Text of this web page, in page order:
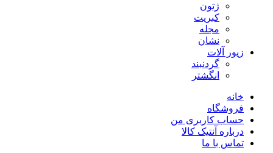
ژتون
کبریت
مجله
نشان
زیور آلات
گردنبند
انگشتر
خانه
فروشگاه
حساب کاربری من
درباره آنتیک کالا
تماس با ما